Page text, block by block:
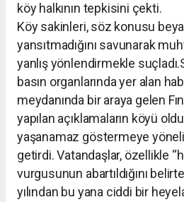
köy halkının tepkisini çekti.
Köy sakinleri, söz konusu
yansıtmadığını savunarak
yanlış yönlendirmekle
basın organlarında yer alan
meydanında bir araya gelen
yapılan açıklamaların köyü
yaşanamaz göstermeye
getirdi. Vatandaşlar, özellikle
vurgusunun abartıldığını
yılından bu yana ciddi bir